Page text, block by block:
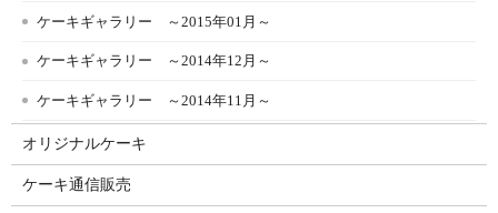
ケーキギャラリー ～2015年01月～
ケーキギャラリー ～2014年12月～
ケーキギャラリー ～2014年11月～
オリジナルケーキ
ケーキ通信販売